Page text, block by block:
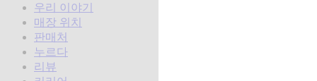
우리 이야기
매장 위치
판매처
누르다
리뷰